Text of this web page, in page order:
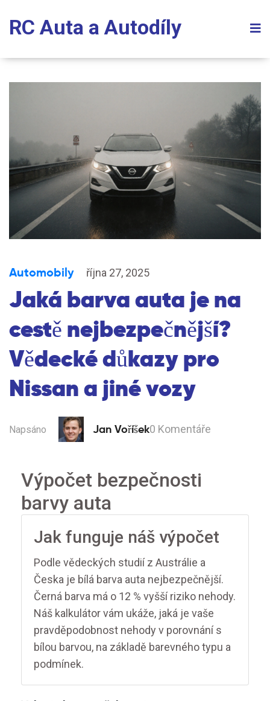
RC Auta a Autodíly
Automobily října 27, 2025
Jaká barva auta je na
cestě nejbezpečnější?
Vědecké důkazy pro
Nissan a jiné vozy
Napsáno Jan Voříšek0 Komentáře
Výpočet bezpečnosti
barvy auta
Jak funguje náš výpočet
Podle vědeckých studií z Austrálie a
Česka je bílá barva auta nejbezpečnější.
Černá barva má o 12 % vyšší riziko nehody.
Náš kalkulátor vám ukáže, jaká je vaše
pravděpodobnost nehody v porovnání s
bílou barvou, na základě barevného typu a
podmínek.